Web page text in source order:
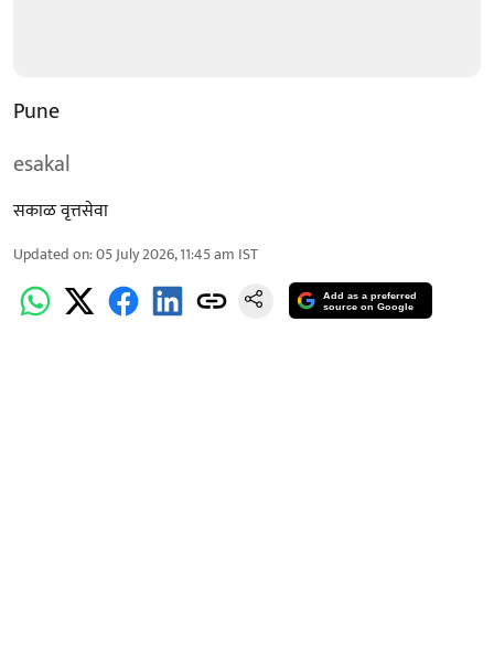
Pune
esakal
सकाळ वृत्तसेवा
Updated on:05 July 2026, 11:45 am IST
Add as a preferred
source on Google